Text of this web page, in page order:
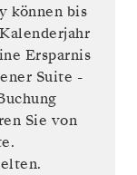
können bis
Ersparnis
Suite -
Sie von